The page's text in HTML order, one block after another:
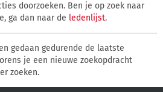
doorzoeken. Ben je op zoek naar
ga dan naar de ledenlijst.
gedaan gedurende de laatste
je een nieuwe zoekopdracht
zoeken.